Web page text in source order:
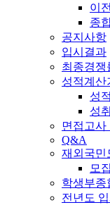
이
종
공지사항
입시결과
최종경쟁
성적계산
성
성
면접고사
Q&A
재외국민
모
학생부종
전년도